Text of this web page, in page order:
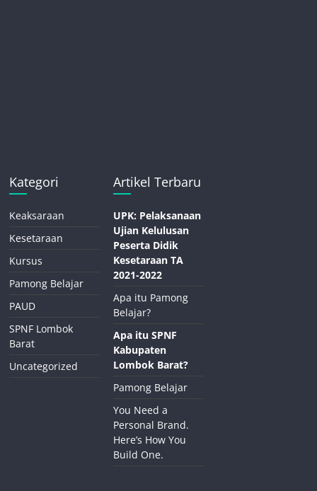
Kategori
Keaksaraan
Kesetaraan
Kursus
Pamong Belajar
PAUD
SPNF Lombok
Barat
Uncategorized
Artikel Terbaru
UPK: Pelaksanaan
Ujian Kelulusan
Peserta Didik
Kesetaraan TA
2021-2022
Apa itu Pamong
Belajar?
Apa itu SPNF
Kabupaten
Lombok Barat?
Pamong Belajar
You Need a
Personal Brand.
Here’s How You
Build One.